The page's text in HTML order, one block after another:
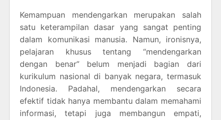
Kemampuan mendengarkan merupakan salah
satu keterampilan dasar yang sangat penting
dalam komunikasi manusia. Namun, ironisnya,
pelajaran khusus tentang “mendengarkan
dengan benar” belum menjadi bagian dari
kurikulum nasional di banyak negara, termasuk
Indonesia. Padahal, mendengarkan secara
efektif tidak hanya membantu dalam memahami
informasi, tetapi juga membangun empati,